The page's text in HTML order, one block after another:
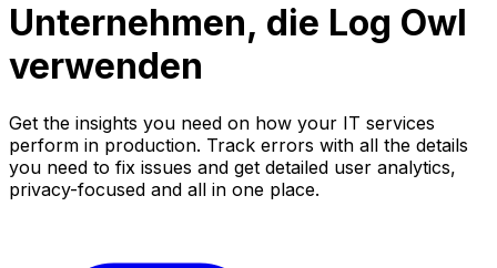
Unternehmen, die Log Owl
verwenden
Get the insights you need on how your IT services
perform in production. Track errors with all the details
you need to fix issues and get detailed user analytics,
privacy-focused and all in one place.